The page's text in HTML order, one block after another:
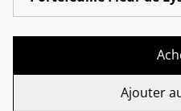
Ajouter